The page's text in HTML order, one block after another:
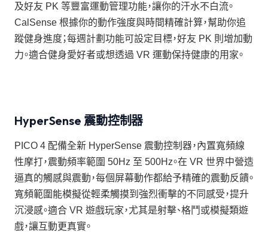
及好友 PK 等豐富運動管理功能，讓你的汗水不白流。
CalSense 根據你的動作強度與時間精確計算，幫助你追
蹤健身進度；每週計劃功能可設定目標，好友 PK 則增加動
力。適合健身愛好者或想透過 VR 運動保持健康的用家。
HyperSense 震動控制器
PICO 4 配備全新 HyperSense 震動控制器，內置寬頻線
性摩打，震動頻率範圍 50Hz 至 500Hz。在 VR 世界中營造
逼真的觸感與震動，每個屏幕動作都給予精確的震動反饋。
寬頻範圍能模擬從輕柔觸摸到強烈衝擊的不同感受，提升
沉浸感。適合 VR 遊戲玩家，尤其是射擊、格鬥或模擬類遊
戲，讓互動更真實。